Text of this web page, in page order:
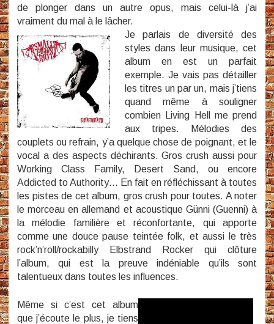
de plonger dans un autre opus, mais celui-là j’ai
vraiment du mal à le lâcher.
Je parlais de diversité des
styles dans leur musique, cet
album en est un parfait
exemple. Je vais pas détailler
les titres un par un, mais j’tiens
quand même à souligner
combien Living Hell me prend
aux tripes. Mélodies des
couplets ou refrain, y’a quelque chose de poignant, et le
vocal a des aspects déchirants. Gros crush aussi pour
Working Class Family, Desert Sand, ou encore
Addicted to Authority… En fait en réfléchissant à toutes
les pistes de cet album, gros crush pour toutes. A noter
le morceau en allemand et acoustique Günni (Guenni) à
la mélodie familière et réconfortante, qui apporte
comme une douce pause teintée folk, et aussi le très
rock’n’roll/rockabilly Elbstrand Rocker qui clôture
l’album, qui est la preuve indéniable qu’ils sont
talentueux dans toutes les influences.
Même si c’est cet album
que j’écoute le plus, je tiens